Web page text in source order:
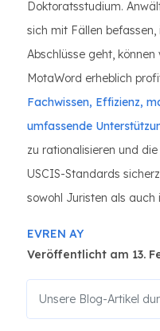
Doktoratsstudium.
sich mit Fällen
Abschlüsse geht,
MotaWord erheblich
Fachwissen, Effizienz,
umfassende
zu rationalisieren und
USCIS-Standards
sowohl Juristen als
EVREN AY
Veröffentlicht am 13.